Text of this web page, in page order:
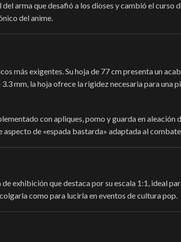
arma que desafió a los dioses y cambió el curso
del anime.
más exigentes. Su hoja de 77 cm presenta un
mm, la hoja ofrece la rigidez necesaria para una
con apliques, pomo y guarda en aleación
aspecto de «espada bastarda» adaptada al
exhibición que destaca por su escala 1:1, ideal
como para lucirla en eventos de cultura pop.